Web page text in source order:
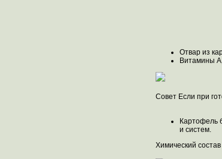
Отвар из
Витамины
Совет Если при
Картофель
и систем.
Химический